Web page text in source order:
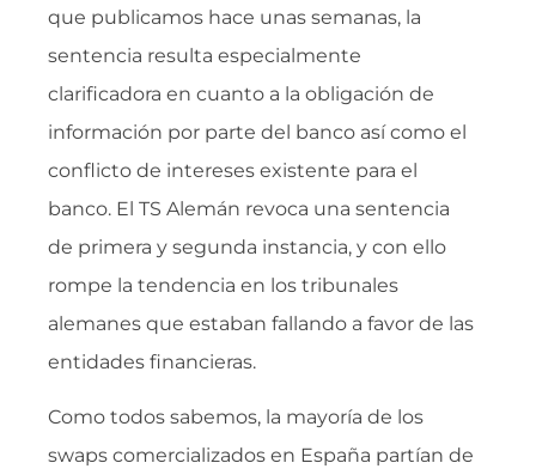
que publicamos hace unas semanas, la
sentencia resulta especialmente
clarificadora en cuanto a la obligación de
información por parte del banco así como el
conflicto de intereses existente para el
banco. El TS Alemán revoca una sentencia
de primera y segunda instancia, y con ello
rompe la tendencia en los tribunales
alemanes que estaban fallando a favor de las
entidades financieras.
Como todos sabemos, la mayoría de los
swaps comercializados en España partían de